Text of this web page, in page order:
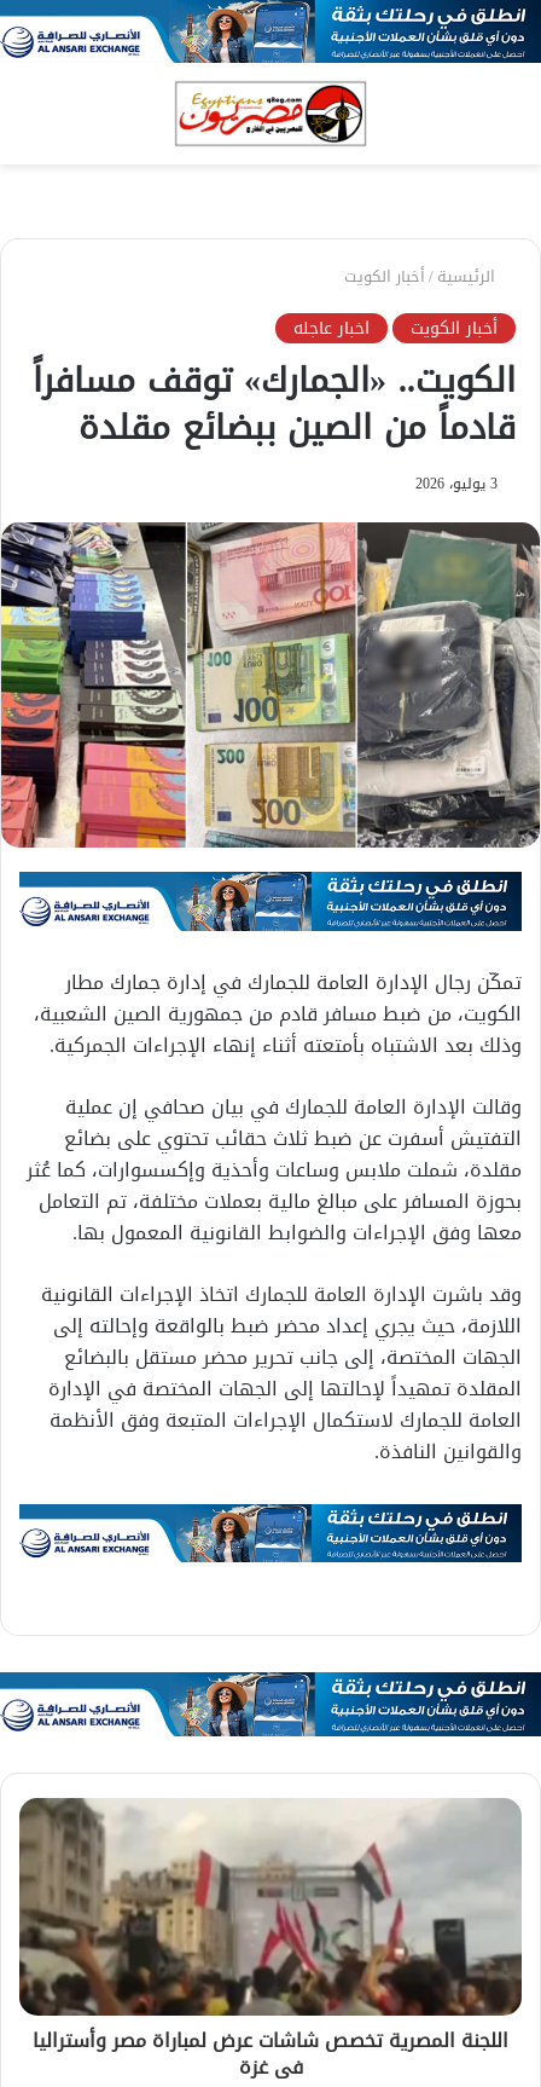
الرئيسية/أخبار الكويت
أخبار الكويت اخبار عاجله
الكويت.. «الجمارك» توقف مسافراً
قادماً من الصين ببضائع مقلدة
3 يوليو، 2026
تمكّن رجال الإدارة العامة للجمارك في إدارة جمارك مطار
الكويت، من ضبط مسافر قادم من جمهورية الصين الشعبية،
وذلك بعد الاشتباه بأمتعته أثناء إنهاء الإجراءات الجمركية.
وقالت الإدارة العامة للجمارك في بيان صحافي إن عملية
التفتيش أسفرت عن ضبط ثلاث حقائب تحتوي على بضائع
مقلدة، شملت ملابس وساعات وأحذية وإكسسوارات، كما عُثر
بحوزة المسافر على مبالغ مالية بعملات مختلفة، تم التعامل
معها وفق الإجراءات والضوابط القانونية المعمول بها.
وقد باشرت الإدارة العامة للجمارك اتخاذ الإجراءات القانونية
اللازمة، حيث يجري إعداد محضر ضبط بالواقعة وإحالته إلى
الجهات المختصة، إلى جانب تحرير محضر مستقل بالبضائع
المقلدة تمهيداً لإحالتها إلى الجهات المختصة في الإدارة
العامة للجمارك لاستكمال الإجراءات المتبعة وفق الأنظمة
والقوانين النافذة.
اللجنة المصرية تخصص شاشات عرض لمباراة مصر وأستراليا
فى غزة